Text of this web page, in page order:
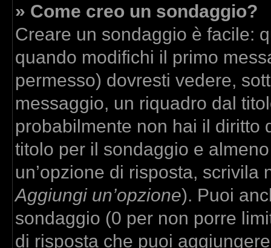
» Come creo un sondaggio?
Creare un sondaggio è facile:
quando modifichi il primo
permesso) dovresti vedere,
messaggio, un riquadro dal
probabilmente non hai il diritto
titolo per il sondaggio e
un’opzione di risposta, scrivila
Aggiungi un’opzione). Puoi
sondaggio (0 per non porre
di risposta che puoi